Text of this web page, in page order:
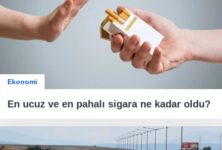
Ekonomi
En ucuz ve en pahalı sigara ne kadar oldu?